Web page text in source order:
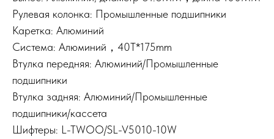
Рулевая колонка: Промышленные подшипники
Каретка: Алюминий
Система: Алюминий，40T*175mm
Втулка передняя: Алюминий/Промышленные
подшипники
Втулка задняя: Алюминий/Промышленные
подшипники/кассета
Шифтеры: L-TWOO/SL-V5010-10W